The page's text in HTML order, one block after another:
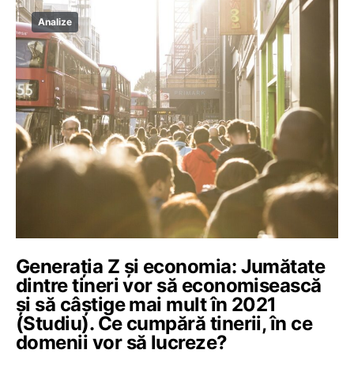
Analize
Generația Z și economia: Jumătate
dintre tineri vor să economisească
și să câștige mai mult în 2021
(Studiu). Ce cumpără tinerii, în ce
domenii vor să lucreze?